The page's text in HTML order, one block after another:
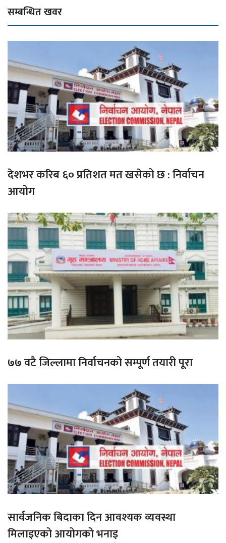
सम्बन्धित खवर
देशभर करिब ६० प्रतिशत मत खसेको छ : निर्वाचन
आयोग
७७ वटै जिल्लामा निर्वाचनको सम्पूर्ण तयारी पूरा
सार्वजनिक बिदाका दिन आवश्यक व्यवस्था
मिलाइएको आयोगको भनाइ